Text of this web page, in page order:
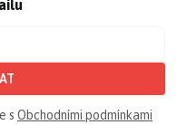
s Obchodními podmínkami